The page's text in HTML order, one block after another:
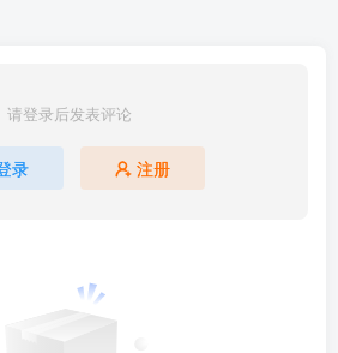
请登录后发表评论
录 注册